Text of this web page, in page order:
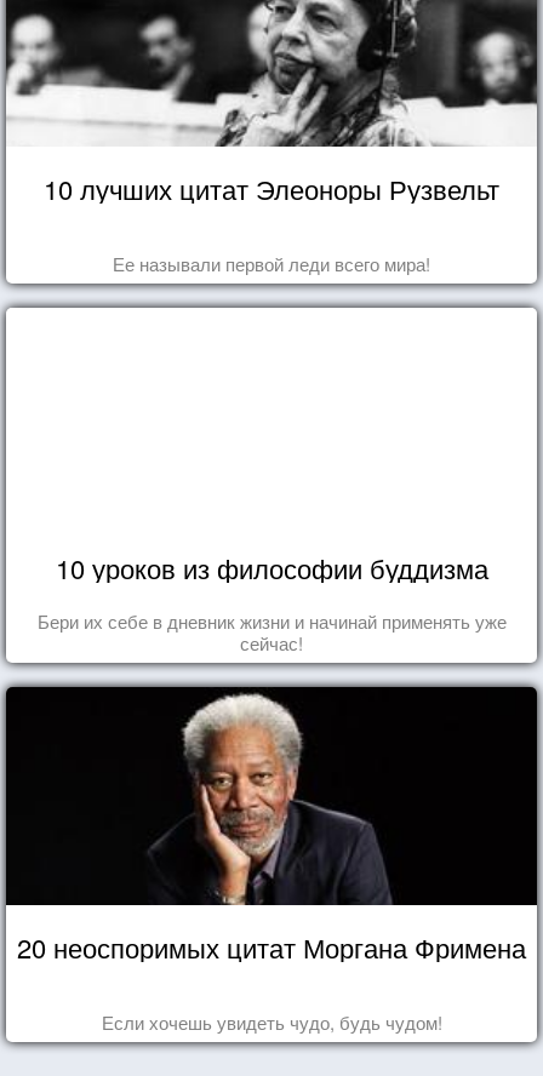
10 лучших цитат Элеоноры Рузвельт
Ее называли первой леди всего мира!
10 уроков из философии буддизма
Бери их себе в дневник жизни и начинай применять уже
сейчас!
20 неоспоримых цитат Моргана Фримена
Если хочешь увидеть чудо, будь чудом!